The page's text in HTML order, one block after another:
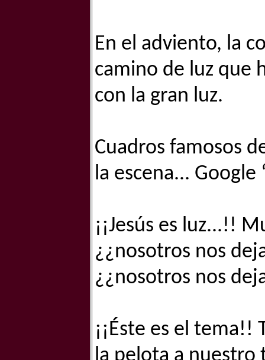
En el adviento, la
camino de luz que
con la gran luz.
Cuadros famosos
la escena... Google
¡¡Jesús es luz...!!
¿¿nosotros nos
¿¿nosotros nos
¡¡Éste es el tema!!